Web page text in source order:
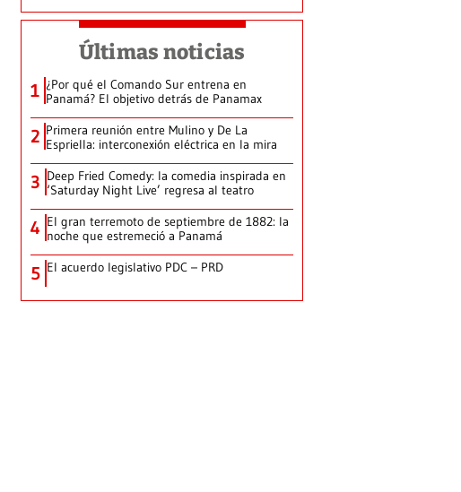
Últimas noticias
1 ¿Por qué el Comando Sur entrena en
Panamá? El objetivo detrás de Panamax
2 Primera reunión entre Mulino y De La
Espriella: interconexión eléctrica en la mira
3 Deep Fried Comedy: la comedia inspirada en
‘Saturday Night Live’ regresa al teatro
4 El gran terremoto de septiembre de 1882: la
noche que estremeció a Panamá
5 El acuerdo legislativo PDC – PRD